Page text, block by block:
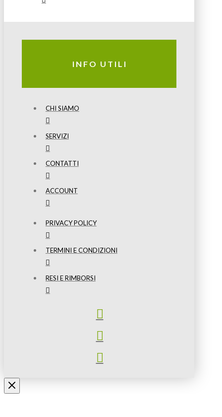
INFO UTILI
CHI SIAMO
SERVIZI
CONTATTI
ACCOUNT
PRIVACY POLICY
TERMINI E CONDIZIONI
RESI E RIMBORSI